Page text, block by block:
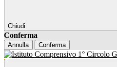
Chiudi
Conferma
Annulla Conferma